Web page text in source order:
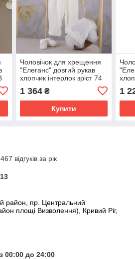
Чоловічок для хрещення
"Елеганс" довгий рукав
хлопчик інтерлок зріст 74
Молочний
1 364₴
Купити
1
відгуків за рік
район, пр. Центральний
площі Визволення), Кривий Ріг,
00:00 до 24:00